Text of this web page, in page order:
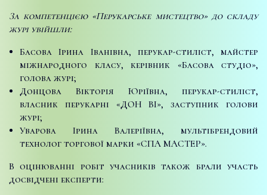
За компетенцією «Перукарське мистецтво» до складу
журі увійшли:
Басова Ірина Іванівна, перукар-стиліст, майстер
міжнародного класу, керівник «Басова студіо»,
голова журі;
Донцова Вікторія Юріївна, перукар-стиліст,
власник перукарні «ДОН ВІ», заступник голови
журі;
Уварова Ірина Валеріївна, мультібрендовий
технолог торгової марки «СПА МАСТЕР».
В оцінюванні робіт учасників також брали участь
досвідчені експерти: